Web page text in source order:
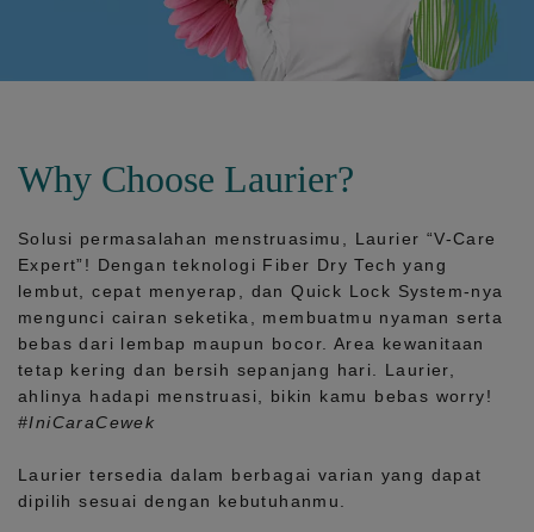
Why Choose Laurier?
Solusi permasalahan menstruasimu, Laurier “V-Care
Expert”! Dengan teknologi Fiber Dry Tech yang
lembut, cepat menyerap, danQuick Lock System-nya
mengunci cairan seketika, membuatmu nyaman serta
bebas dari lembap maupun bocor. Area kewanitaan
tetap kering dan bersih sepanjang hari.
Laurier,
ahlinya hadapi menstruasi, bikin kamu bebas worry!
#IniCaraCewek
Laurier tersedia dalam berbagai varian yang dapat
dipilih sesuai dengan kebutuhanmu.